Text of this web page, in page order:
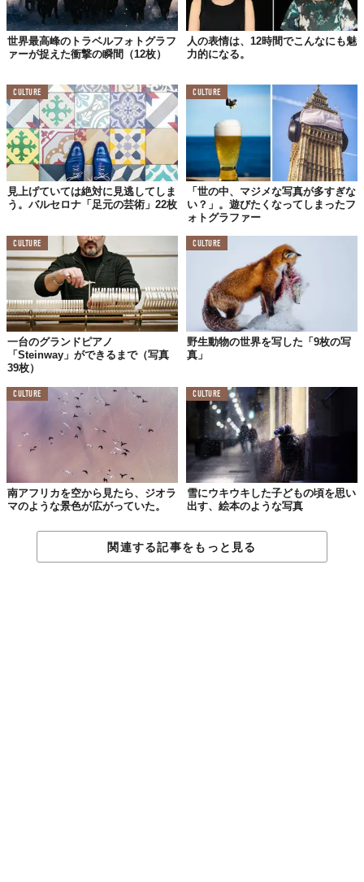
ドイツ・ベルリン
シェル・ハウス
ドイツ・ベルリン
シュプレードライエック
世界最高峰のトラベルフォトグラフ
ァーが捉えた衝撃の瞬間（12枚）
人の表情は、12時間でこんなにも魅
力的になる。
CULTURE
見上げていては絶対に見逃してしま
う。バルセロナ「足元の芸術」22枚
CULTURE
「世の中、マジメな写真が多すぎな
い？」。遊びたくなってしまったフ
ォトグラファー
CULTURE
一台のグランドピアノ
「Steinway」ができるまで（写真
39枚）
CULTURE
野生動物の世界を写した「9枚の写
真」
CULTURE
南アフリカを空から見たら、ジオラ
マのような景色が広がっていた。
CULTURE
雪にウキウキした子どもの頃を思い
出す、絵本のような写真
関連する記事をもっと見る